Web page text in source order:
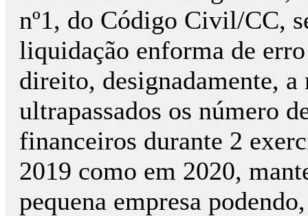
nº1, do Código Civil/CC,
liquidação enforma de
direito, designadamente,
ultrapassados os número
financeiros durante 2
2019 como em 2020,
pequena empresa